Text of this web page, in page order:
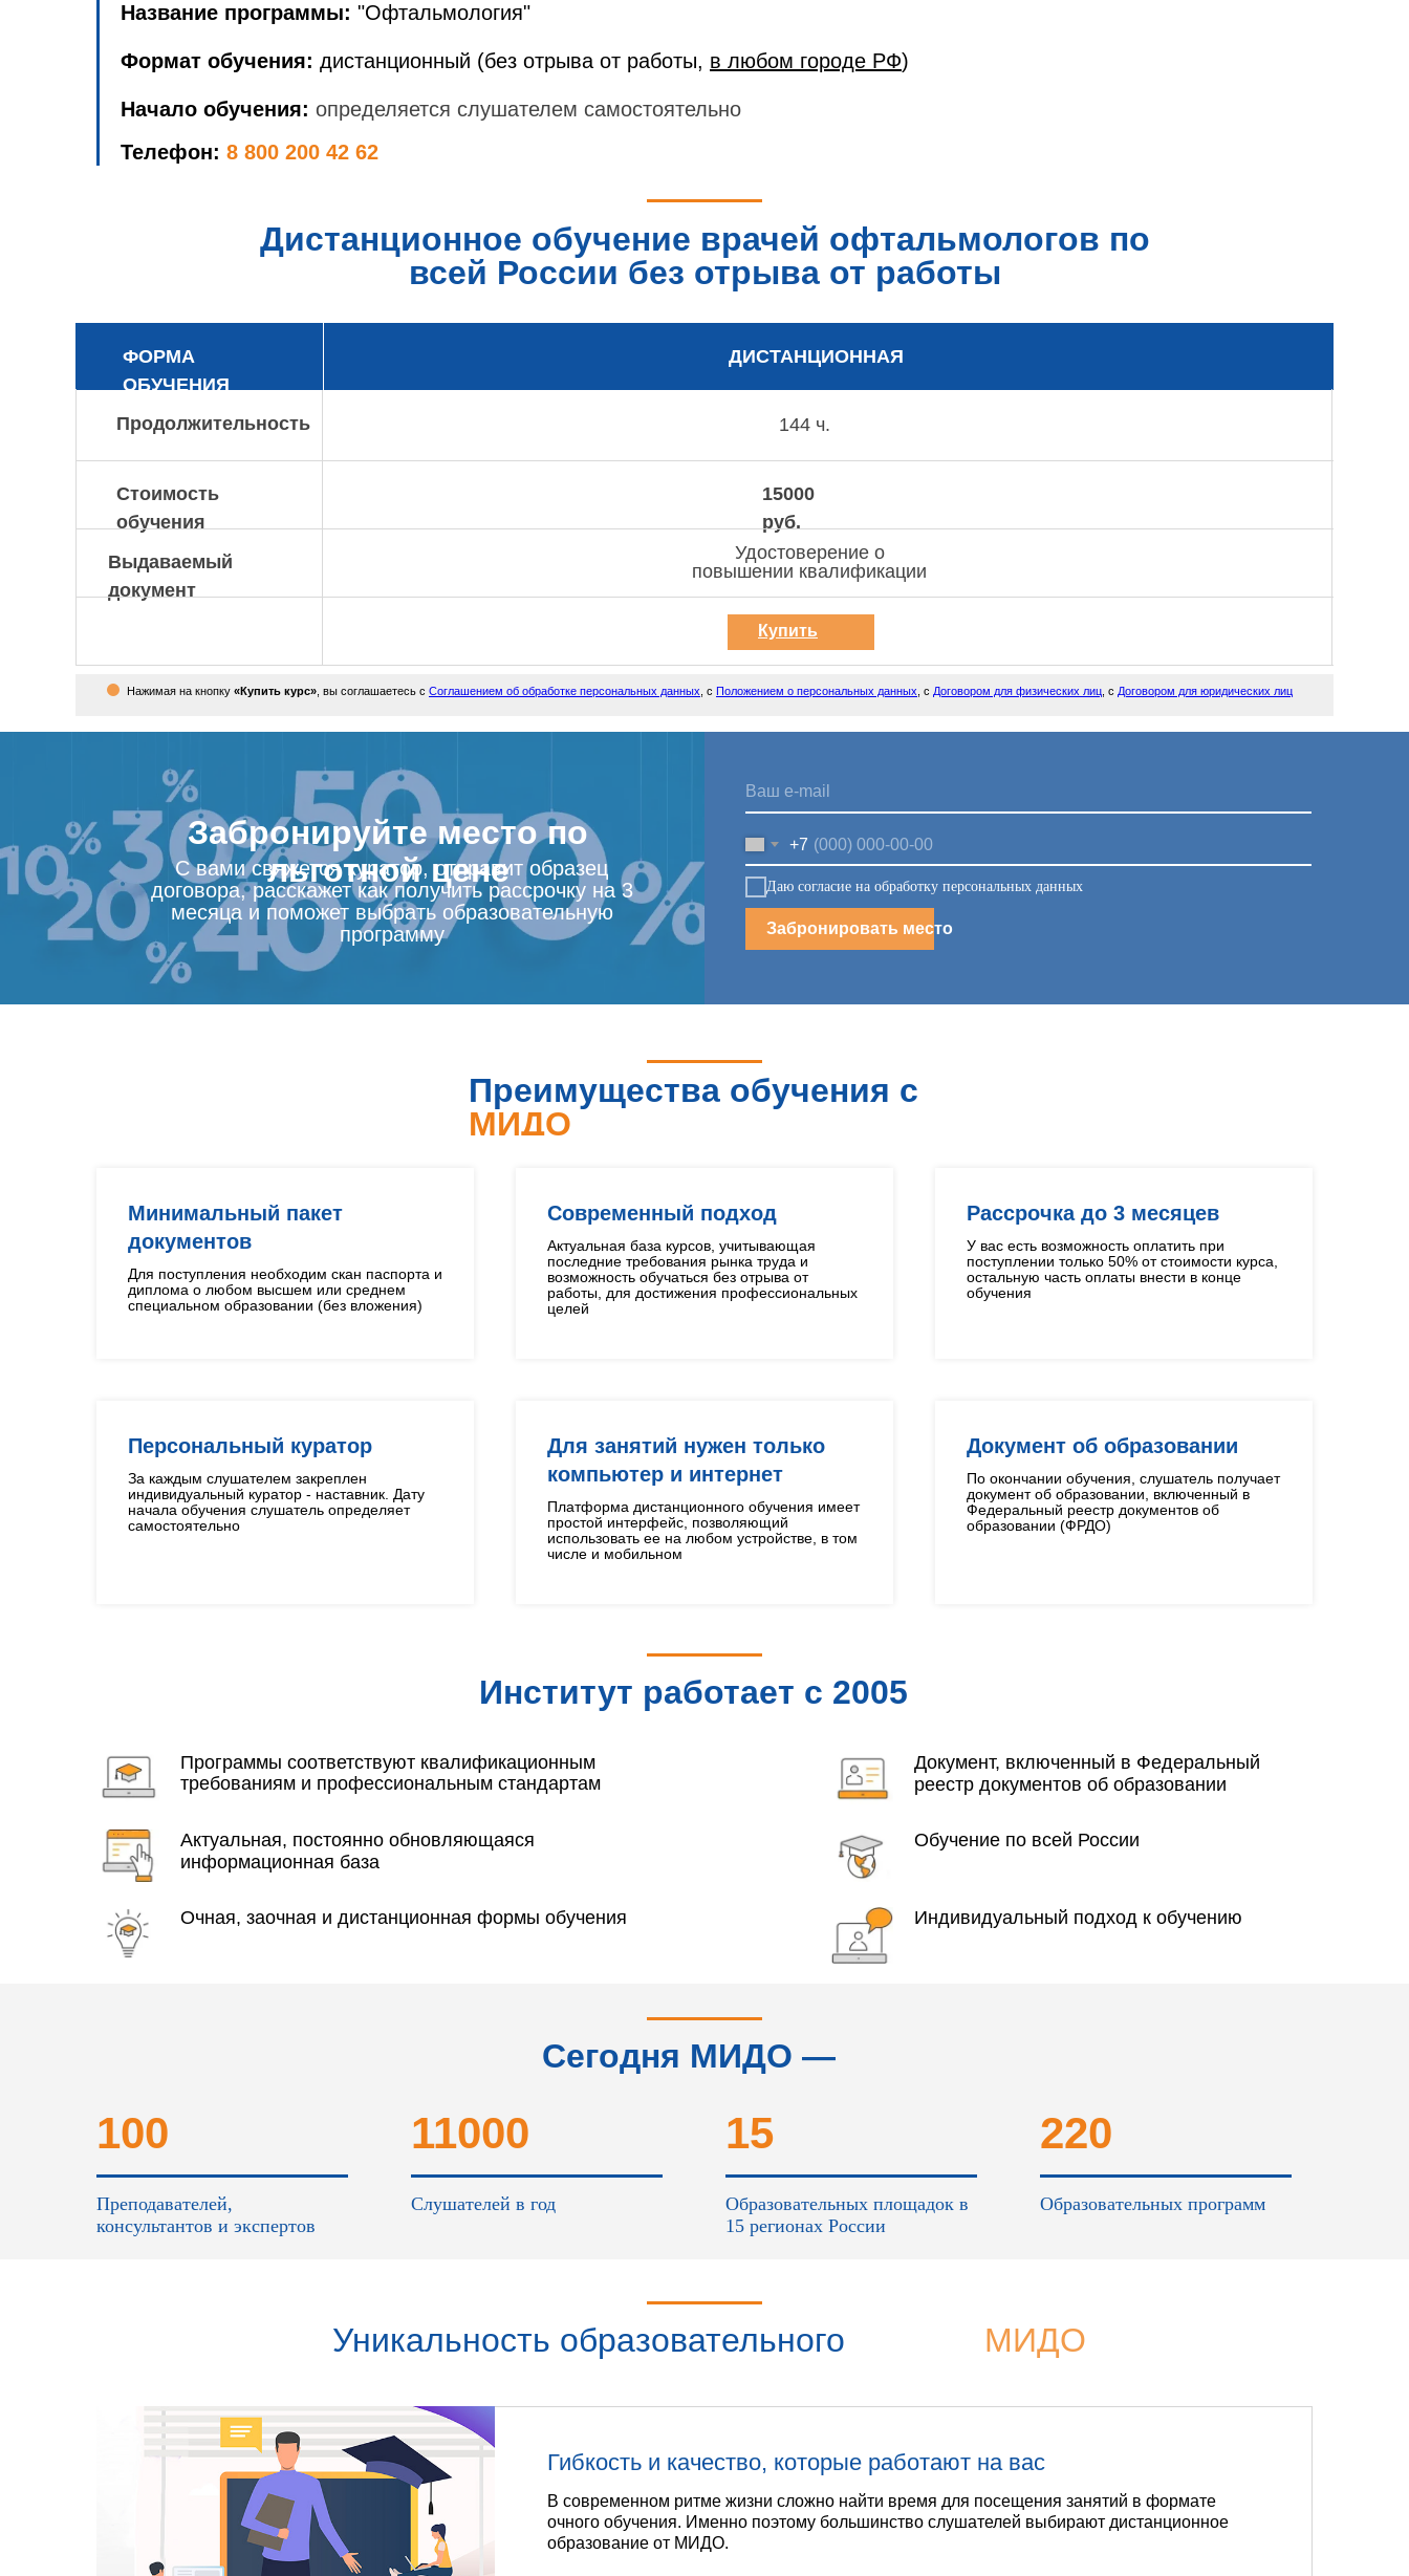
Название программы: "Офтальмология"
Формат обучения: дистанционный (без отрыва от работы, в любом городе РФ)
Начало обучения: определяется слушателем самостоятельно
Телефон: 8 800 200 42 62
Дистанционное обучение врачей офтальмологов по
всей России без отрыва от работы
ФОРМА
ОБУЧЕНИЯ
ДИСТАНЦИОННАЯ
Продолжительность
Выдаваемый
документ
Стоимость
обучения
Удостоверение о
повышении квалификации
144 ч.
15000
руб.
Купить
курс
Нажимая на кнопку «Купить курс» , вы соглашаетесь с Соглашением об обработке персональных данных , с Положением о персональных данных , с Договором для физических лиц , с Договором для юридических лиц
+7
Даю согласие на обработку персональных данных
Забронировать место
Забронируйте место по
льготной цене
С вами свяжется куратор, отправит образец
договора, расскажет как получить рассрочку на 3
месяца и поможет выбрать образовательную
программу
Преимущества обучения с
МИДО
Минимальный пакет
документов
Для поступления необходим скан паспорта и
диплома о любом высшем или среднем
специальном образовании (без вложения)
Современный подход
Актуальная база курсов, учитывающая
последние требования рынка труда и
возможность обучаться без отрыва от
работы, для достижения профессиональных
целей
Рассрочка до 3 месяцев
У вас есть возможность оплатить при
поступлении только 50% от стоимости курса,
остальную часть оплаты внести в конце
обучения
Персональный куратор
За каждым слушателем закреплен
индивидуальный куратор - наставник. Дату
начала обучения слушатель определяет
самостоятельно
Для занятий нужен только
компьютер и интернет
Платформа дистанционного обучения имеет
простой интерфейс, позволяющий
использовать ее на любом устройстве, в том
числе и мобильном
Документ об образовании
По окончании обучения, слушатель получает
документ об образовании, включенный в
Федеральный реестр документов об
образовании (ФРДО)
Институт работает с 2005
Программы соответствуют квалификационным
требованиям и профессиональным стандартам
Документ, включенный в Федеральный
реестр документов об образовании
Актуальная, постоянно обновляющаяся
информационная база
Обучение по всей России
Очная, заочная и дистанционная формы обучения Индивидуальный подход к обучению
Сегодня МИДО —
100
Преподавателей,
консультантов и экспертов
11000
Слушателей в год
15
Образовательных площадок в
15 регионах России
220
Образовательных программ
Уникальность образовательного
МИДО
Гибкость и качество, которые работают на вас
В современном ритме жизни сложно найти время для посещения занятий в формате
очного обучения. Именно поэтому большинство слушателей выбирают дистанционное
образование от МИДО.